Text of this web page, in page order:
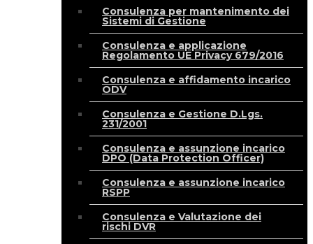
Consulenza per mantenimento dei
Sistemi di Gestione
Consulenza e applicazione
Regolamento UE Privacy 679/2016
Consulenza e affidamento incarico
ODV
Consulenza e Gestione D.Lgs.
231/2001
Consulenza e assunzione incarico
DPO (Data Protection Officer)
Consulenza e assunzione incarico
RSPP
Consulenza e Valutazione dei
rischi DVR